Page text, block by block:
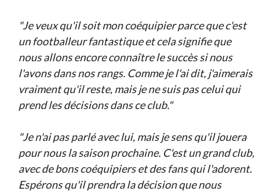
"Je veux qu'il soit mon coéquipier parce que c'est
un footballeur fantastique et cela signifie que
nous allons encore connaître le succès si nous
l'avons dans nos rangs. Comme je l'ai dit, j'aimerais
vraiment qu'il reste, mais je ne suis pas celui qui
prend les décisions dans ce club."
"Je n'ai pas parlé avec lui, mais je sens qu'il jouera
pour nous la saison prochaine. C'est un grand club,
avec de bons coéquipiers et des fans qui l'adorent.
Espérons qu'il prendra la décision que nous